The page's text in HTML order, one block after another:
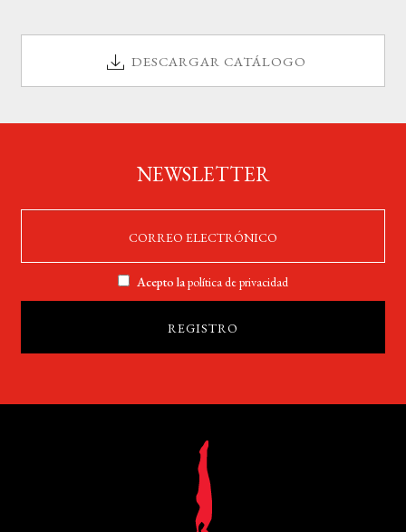
DESCARGAR CATÁLOGO
NEWSLETTER
Acepto lapolítica de privacidad